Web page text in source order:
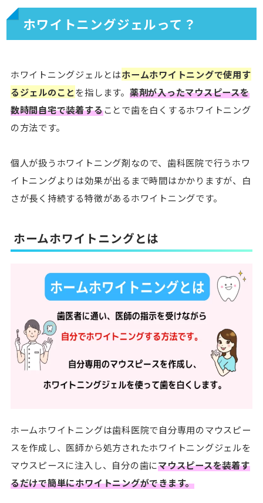
ホワイトニングジェルって？
ホワイトニングジェルとはホームホワイトニングで使用す
るジェルのことを指します。 薬剤が入ったマウスピースを
数時間自宅で装着することで歯を白くするホワイトニング
の方法です。
個人が扱うホワイトニング剤なので、歯科医院で行うホワ
イトニングよりは効果が出るまで時間はかかりますが、白
さが長く持続する特徴があるホワイトニングです。
ホームホワイトニングとは
ホームホワイトニングは歯科医院で自分専用のマウスピー
スを作成し、医師から処方されたホワイトニングジェルを
マウスピースに注入し、自分の歯にマウスピースを装着す
るだけで簡単にホワイトニングができます。